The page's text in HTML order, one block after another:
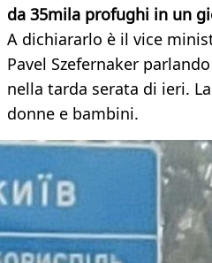
da 35mila profughi in un
A dichiararlo è il vice
Pavel Szefernaker
nella tarda serata di ieri.
donne e bambini.